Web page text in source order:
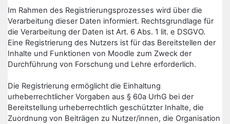
Im Rahmen des Registrierungsprozesses wird über die
Verarbeitung dieser Daten informiert. Rechtsgrundlage für
die Verarbeitung der Daten ist Art. 6 Abs. 1 lit. e DSGVO.
Eine Registrierung des Nutzers ist für das Bereitstellen der
Inhalte und Funktionen von Moodle zum Zweck der
Durchführung von Forschung und Lehre erforderlich.
Die Registrierung ermöglicht die Einhaltung
urheberrechtlicher Vorgaben aus § 60a UrhG bei der
Bereitstellung urheberrechtlich geschützter Inhalte, die
Zuordnung von Beiträgen zu Nutzer/innen, die Organisation